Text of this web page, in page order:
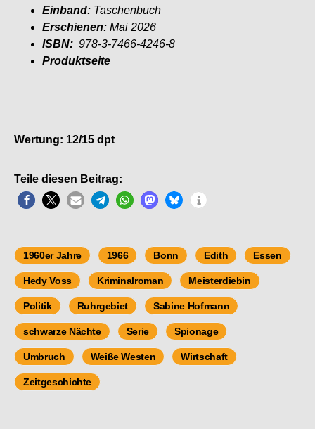
Einband: Taschenbuch
Erschienen: Mai 2026
ISBN: 978-3-7466-4246-8
Produktseite
Wertung: 12/15 dpt
Teile diesen Beitrag:
1960er Jahre 1966 Bonn Edith Essen
Hedy Voss Kriminalroman Meisterdiebin
Politik Ruhrgebiet Sabine Hofmann
schwarze Nächte Serie Spionage
Umbruch Weiße Westen Wirtschaft
Zeitgeschichte